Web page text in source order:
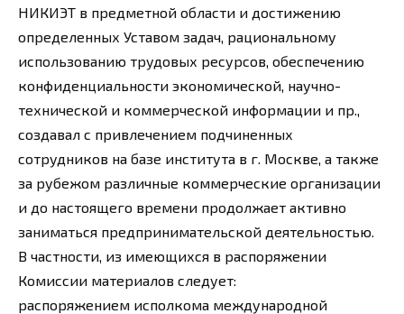
НИКИЭТ в предметной области и достижению
определенных Уставом задач, рациональному
использованию трудовых ресурсов, обеспечению
конфиденциальности экономической, научно-
технической и коммерческой информации и пр.,
создавал с привлечением подчиненных
сотрудников на базе института в г. Москве, а также
за рубежом различные коммерческие организации
и до настоящего времени продолжает активно
заниматься предпринимательской деятельностью.
В частности, из имеющихся в распоряжении
Комиссии материалов следует:
распоряжением исполкома международной